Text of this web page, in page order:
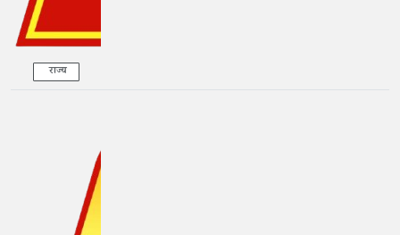
राज्य